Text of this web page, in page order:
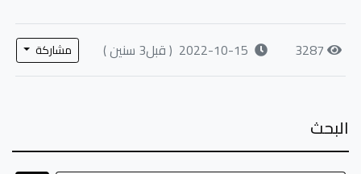
3287
2022-10-15 ( قبل3 سنين ) مشاركة
البحث